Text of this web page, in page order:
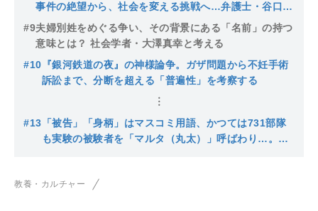
事件の絶望から、社会を変える挑戦へ…弁護士・谷口太
規が公共訴訟に取り組むワケ
#9夫婦別姓をめぐる争い、その背景にある「名前」の持つ
意味とは？ 社会学者・大澤真幸と考える
#10 『銀河鉄道の夜』の神様論争。ガザ問題から不妊手術
訴訟まで、分断を超える「普遍性」を考察する
#13 「被告」「身柄」はマスコミ用語、かつては731部隊
も実験の被験者を「マルタ（丸太）」呼ばわり…。ジ
教養・カルチャー